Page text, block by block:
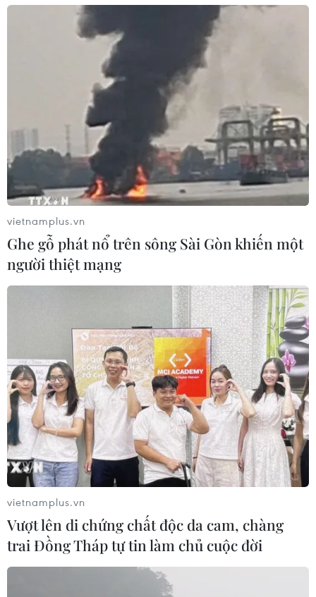
vietnamplus.vn
Ghe gỗ phát nổ trên sông Sài Gòn khiến một
người thiệt mạng
vietnamplus.vn
Vượt lên di chứng chất độc da cam, chàng
trai Đồng Tháp tự tin làm chủ cuộc đời